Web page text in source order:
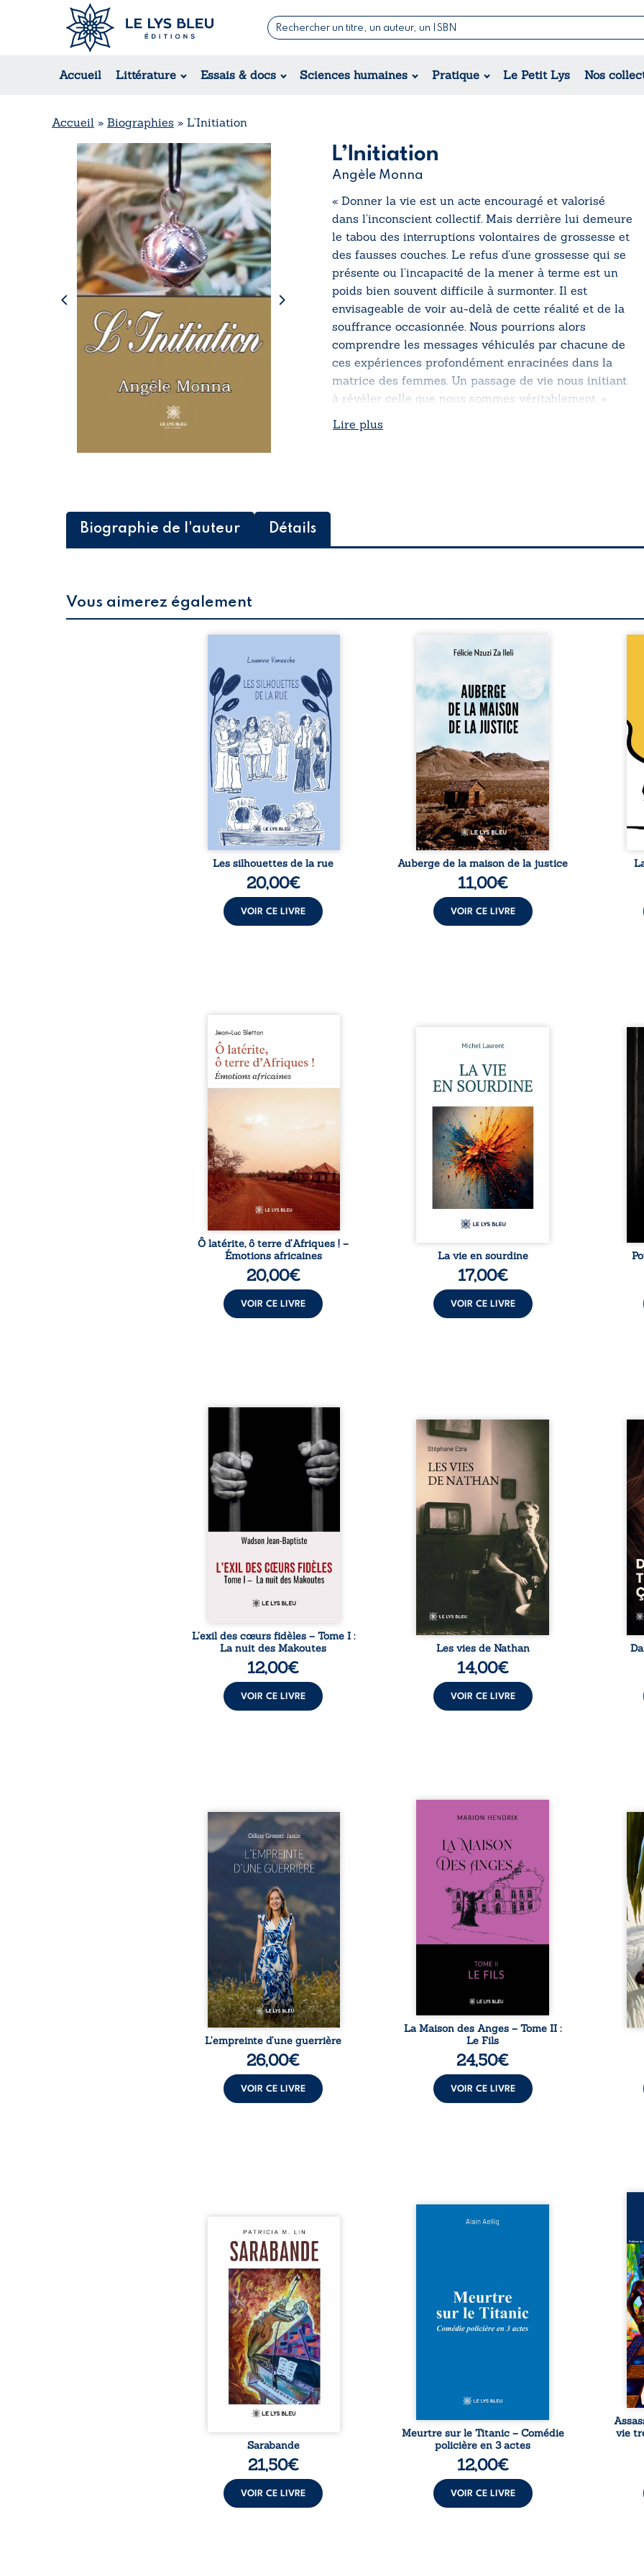
Accueil Littérature Essais & docs Sciences humaines Pratique Le Petit Lys Nos
Romans
Suspense / Thriller / Policier
Romance
Jeunesse
Théâtre
Accueil » Biographies » L’Initiation
L’Initiation
Angèle Monna
« Donner la vie est un acte encouragé et valorisé
dans l’inconscient collectif. Mais derrière lui demeure
le tabou des interruptions volontaires de grossesse et
des fausses couches. Le refus d’une grossesse qui se
présente ou l’incapacité de la mener à terme est un
poids bien souvent difficile à surmonter. Il est
envisageable de voir au-delà de cette réalité et de la
souffrance occasionnée. Nous pourrions alors
comprendre les messages véhiculés par chacune de
ces expériences profondément enracinées dans la
matrice des femmes. Un passage de vie nous initiant
à révéler celle que nous sommes véritablement. »
Lire plus
Biographie de l'auteur Détails
Vous aimerez également
donne la parole à six
personnages ordinaires,
traversés par des pensées, des
émotions et des silences qui
pourraient appartenir à
chacun de nous. À travers
leurs parcours, ce roman invite
à porter un regard différent
sur celles et ceux qui nous
entourent, à deviner ce qui se
cache derrière les apparences
et à s’ouvrir au fourmillement
sensible de notre ...
Les silhouettes de la rue
20,00€
VOIR CE LIVRE
Auberge de la maison de la
parcours exemplaire de Mbala
Zi Nkuaku Lema Félix.
Magistrat intègre, fervent
défenseur des droits humains
et de l’indépendance
judiciaire, il voit sa carrière de
trente-quatre ans brutalement
brisée par une révocation
arbitraire en 2009, plongeant
sa vie dans un chaos matériel
et moral. À ...
Auberge de la maison de la justice
11,00€
VOIR CE LIVRE
le
Ô latérite, ô terre d’Afriques !
est un hommage poétique et
authentique aux paysages, aux
rencontres et aux émotions
brutes d’un continent en
reconstruction, entre
souvenirs intimes – la pluie à
Namoungou, le baobab de
Zagtouli – aux portraits
marquants – Thomas Sankara,
Hamadoun Dicko, le Vieux
Biokou – l’auteur partage des
instantanés ...
Ô latérite, ô terre d’Afriques ! –
Émotions africaines
20,00€
VOIR CE LIVRE
Nina et Pierre se sont
presque par hasard, et se sont
aimés simplement, persuadés
que la présence de l’autre
existence modeste, rythmée
par le travail, la fatigue et les
silences. La mort de la mère de
Nina, chez qui ils vivent,
fragilise un équilibre déjà
précaire. Puis vient la
naissance de leur enfant, et le
basculement. ...
La vie en sourdine
17,00€
VOIR CE LIVRE
la
ont
la
« Une nuit suffit parfois pour
briser une famille… mais
certaines fidélités traversent
les années. » Haïti, sous la
dictature des Duvalier. La peur
s’étend jusque dans les
villages les plus reculés. À
Bainet, Jean-Joël Joli mène une
famille. Chef de section
respecté, il refuse pourtant de
Mais, dans un ...
L’exil des cœurs fidèles – Tome I :
La nuit des Makoutes
12,00€
VOIR CE LIVRE
Les vies de Nathan est un
recueil de poésie né en trois
la première fois, Stéphane Ezra,
médium, a pu communiquer
avec son père, disparu depuis
plus de vingt ans et qu’il n’a
jamais connu. De ce dialogue
par-delà la mort naissent des
poèmes qui retracent une vie
marquée par la Seconde
Guerre mondiale, une identité
juive brisée, la guerre ...
Les vies de Nathan
14,00€
VOIR CE LIVRE
À
ce
Que reste-t-il de l’enfance
lorsque la maladie impose ses
propres règles ? L’empreinte
d’une guerrière livre, sans
détour, le récit d’un quotidien
bouleversé par la maladie
chronique, l’errance médicale
et de longues hospitalisations.
L’auteure y raconte ce que les
dossiers médicaux taisent : la
peur, l’isolement, l’épuisement
et le sentiment de ne pas ...
L’empreinte d’une guerrière
26,00€
VOIR CE LIVRE
Nous sommes en 1979, soit 15
patriarche Anatole-Eustache.
La famille devra affronter non
seulement un inconnu qui rôde
autour du domaine et dont
Firmin, le fidèle majordome,
redoute les visites, le passé
encombrant d’Anatole-
Eustache, la malédiction
familiale, mais aussi la toute-
puissance de Gauthier. Mais
comment dompter cet enfant
avant qu’il ...
La Maison des Anges – Tome II :
Le Fils
24,50€
VOIR CE LIVRE
Au
eux,
Aux chants crépitants de l’été,
Sous le silence ouaté de la
neige en hiver, Au cours de
nuits pâles, Dans la clarté
bienveillante de la lune, Rêves,
pensées, révoltes et espoirs…
Des mots s’assemblent, colorés,
rebelles aux règles de la
poésie, mais chantant en
rythme. Ils forment une
sarabande, passionnée souvent,
Sarabande
21,50€
VOIR CE LIVRE
Et si le naufrage n’avait pas
les profondeurs de l’Atlantique.
Sept décennies plus tard, la
découverte de l’épave fait
resurgir un secret que l’on
Meurtre sur le Titanic – Comédie
policière en 3 actes
12,00€
VOIR CE LIVRE
La
de
qui
vie